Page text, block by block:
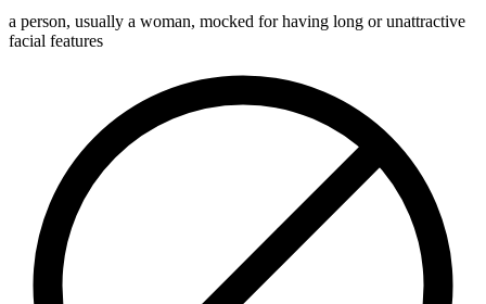
a person, usually a woman, mocked for having long or unattractive
facial features